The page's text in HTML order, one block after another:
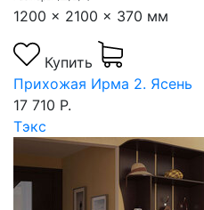
1200 x 2100 x 370 мм
Купить
Прихожая Ирма 2. Ясень
17 710 Р.
Тэкс